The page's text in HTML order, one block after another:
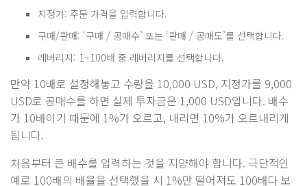
지정가: 주문 가격을 입력합니다.
구매/판매: ‘구매 / 공매수’ 또는 ‘판매 / 공매도’를 선택합니다.
레버리지: 1~100배 중 레버리지를 선택합니다.
만약 10배로 설정해놓고 수량을 10,000 USD, 지정가를 9,000
USD로 공매수를 하면 실제 투자금은 1,000 USD입니다. 배수
가 10배이기 때문에 1%가 오르고, 내리면 10%가 오르내리게
됩니다.
처음부터 큰 배수를 입력하는 것을 지양해야 합니다. 극단적인
예로 100배의 배율을 선택했을 시 1%만 떨어져도 100배다 보